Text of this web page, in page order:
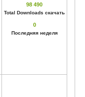
98 490
Total Downloads скачать
0
Последняя неделя